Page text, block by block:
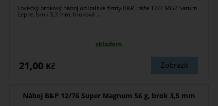
Lovecký brokový náboj od italské firmy B&P, ráže 12/7 MG2 Saturn
Lepre, brok 3,3 mm, broková ...
skladem
Zobrazit
21,00 Kč
Náboj B&P 12/76 Super Magnum 56 g, brok 3,5 mm